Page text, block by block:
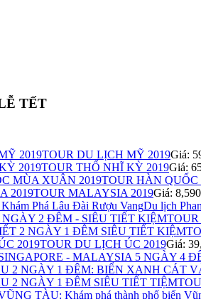
TẾT
TOUR DU LỊCH MỸ 2019Giá:
TOUR THỔ NHĨ KỲ 2019Giá:
TOUR HÀN
TOUR MALAYSIA 2019Giá:
Du lịch
TOUR DU LỊCH ÚC 2019Giá: